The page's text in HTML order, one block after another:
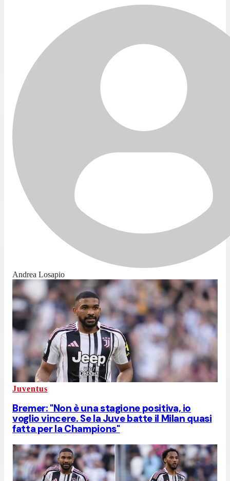
Andrea Losapio
Juventus
Bremer: "Non è una stagione positiva, io
voglio vincere. Se la Juve batte il Milan quasi
fatta per la Champions"